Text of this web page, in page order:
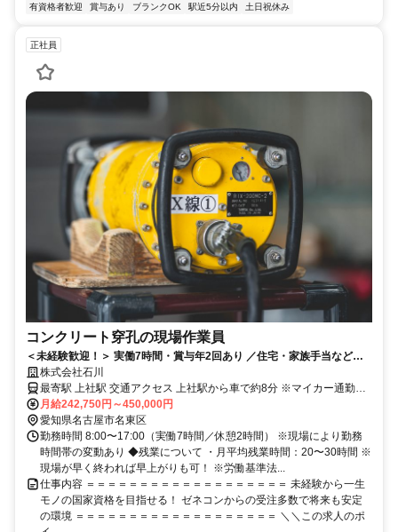
有資格者歓迎
賞与あり ブランクOK 駅近5分以内 土日祝休み
正社員
コンクリート穿孔の現場作業員
＜未経験歓迎！＞ 実働7時間・賞与年2回あり ／住宅・家族手当など福
利厚生も充実／資格取得支援あり
株式会社石川
最寄駅 上社駅 交通アクセス 上社駅から車で約8分 ※マイカー通勤
月給242,750円～450,000円
愛知県名古屋市名東区
勤務時間 8:00〜17:00（実働7時間／休憩2時間） ※現場により勤務
時間帯の変動あり ◆残業について ・月平均残業時間：20〜30時間 ※
現場が早く終われば早上がりも可！ ※労働基準法...
仕事内容 ＝＝＝＝＝＝＝＝＝＝＝＝＝＝＝＝＝＝＝ 未経験から一生
モノの国家資格を目指せる！ ゼネコンからの受注多数で将来も安定
の環境 ＝＝＝＝＝＝＝＝＝＝＝＝＝＝＝＝＝＝＝ ＼＼この求人のポ